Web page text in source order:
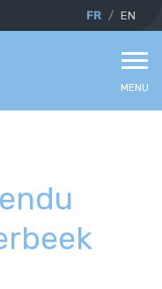
FR EN
MENU